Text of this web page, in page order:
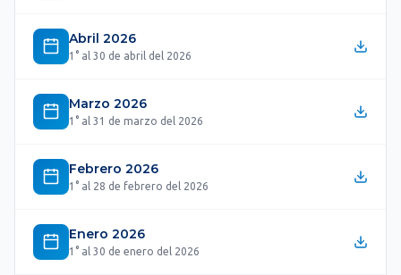
Abril 2026
1° al 30 de abril del 2026
Marzo 2026
1° al 31 de marzo del 2026
Febrero 2026
1° al 28 de febrero del 2026
Enero 2026
1° al 30 de enero del 2026